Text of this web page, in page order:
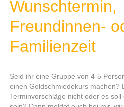
Wunschtermin,
Freundinnen-
Familienzeit
Seid ihr eine Gruppe von 4-5
einen Goldschmiedekurs machen?
Terminvorschläge nicht oder es soll